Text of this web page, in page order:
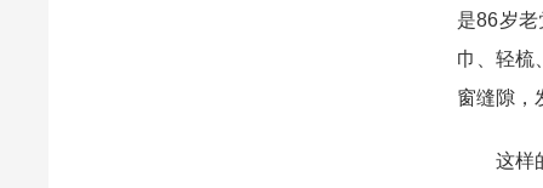
是86岁
巾、轻梳
窗缝隙，
这样的